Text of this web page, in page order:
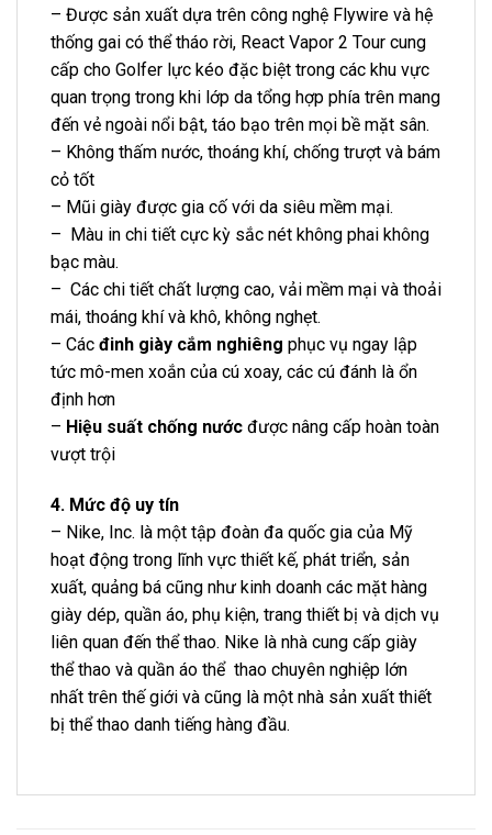
– Được sản xuất dựa trên công nghệ Flywire và hệ
thống gai có thể tháo rời, React Vapor 2 Tour cung
cấp cho Golfer lực kéo đặc biệt trong các khu vực
quan trọng trong khi lớp da tổng hợp phía trên mang
đến vẻ ngoài nổi bật, táo bạo trên mọi bề mặt sân.
– Không thấm nước, thoáng khí, chống trượt và bám
cỏ tốt
– Mũi giày được gia cố với da siêu mềm mại.
– Màu in chi tiết cực kỳ sắc nét không phai không
bạc màu.
– Các chi tiết chất lượng cao, vải mềm mại và thoải
mái, thoáng khí và khô, không nghẹt.
– Các đinh giày cắm nghiêng phục vụ ngay lập
tức mô-men xoắn của cú xoay, các cú đánh là ổn
định hơn
– Hiệu suất chống nước được nâng cấp hoàn toàn
vượt trội
4. Mức độ uy tín
– Nike, Inc. là một tập đoàn đa quốc gia của Mỹ
hoạt động trong lĩnh vực thiết kế, phát triển, sản
xuất, quảng bá cũng như kinh doanh các mặt hàng
giày dép, quần áo, phụ kiện, trang thiết bị và dịch vụ
liên quan đến thể thao. Nike là nhà cung cấp giày
thể thao và quần áo thể thao chuyên nghiệp lớn
nhất trên thế giới và cũng là một nhà sản xuất thiết
bị thể thao danh tiếng hàng đầu.